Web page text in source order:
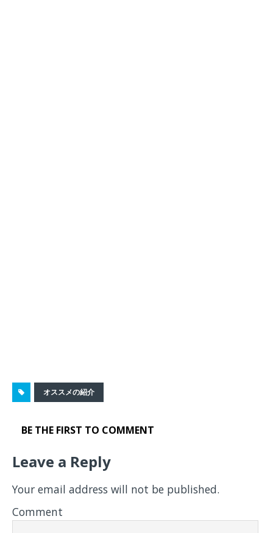
オススメの紹介
BE THE FIRST TO COMMENT
Leave a Reply
Your email address will not be published.
Comment